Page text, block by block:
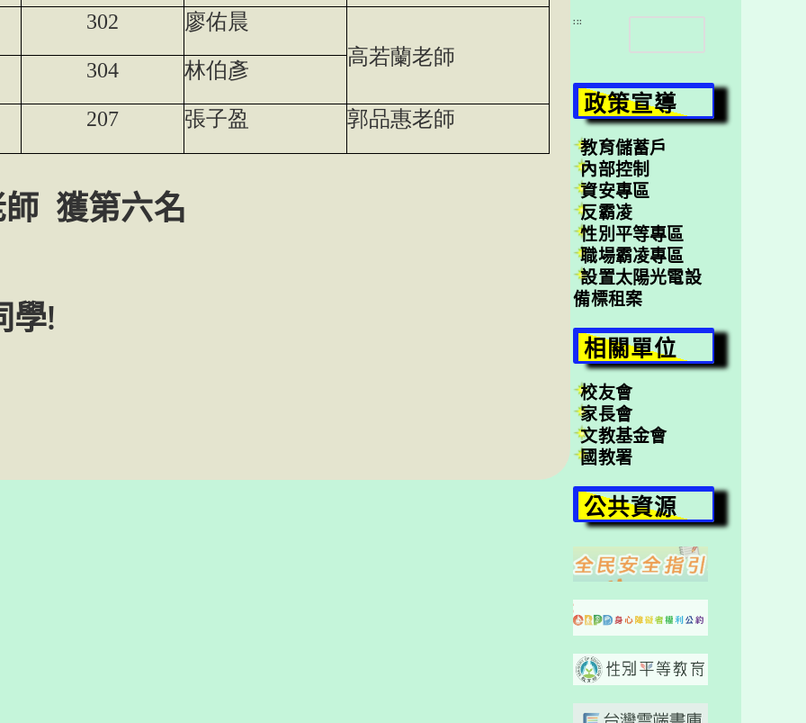
302
廖佑晨
高若蘭老師
304 林伯彥
207 張子盈 郭品惠老師
獲第六名
學!
:::
搜
尋
政策宣導
教育儲蓄戶
內部控制
資安專區
反霸凌
性別平等專區
職場霸凌專區
設置太陽光電設
備標租案
相關單位
校友會
家長會
文教基金會
國教署
公共資源